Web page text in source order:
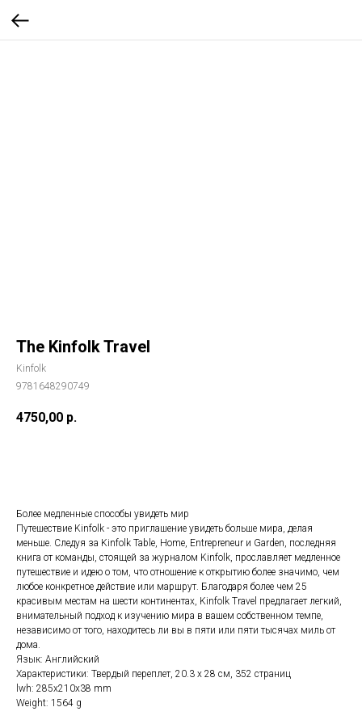
The Kinfolk Travel
Kinfolk
9781648290749
4750,00 р.
Более медленные способы увидеть мир
Путешествие Kinfolk - это приглашение увидеть больше мира, делая
меньше. Следуя за Kinfolk Table, Home, Entrepreneur и Garden, последняя
книга от команды, стоящей за журналом Kinfolk, прославляет медленное
путешествие и идею о том, что отношение к открытию более значимо, чем
любое конкретное действие или маршрут. Благодаря более чем 25
красивым местам на шести континентах, Kinfolk Travel предлагает легкий,
внимательный подход к изучению мира в вашем собственном темпе,
независимо от того, находитесь ли вы в пяти или пяти тысячах миль от
дома.
Язык: Английский
Характеристики: Твердый переплет, 20.3 х 28 см, 352 страниц
lwh: 285x210x38 mm
Weight: 1564 g